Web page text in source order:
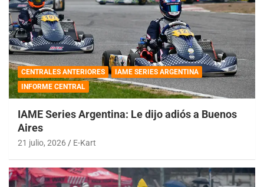
CENTRALES ANTERIORES
IAME SERIES ARGENTINA
INFORME CENTRAL
IAME Series Argentina: Le dijo adiós a Buenos
Aires
21 julio, 2026 E-Kart